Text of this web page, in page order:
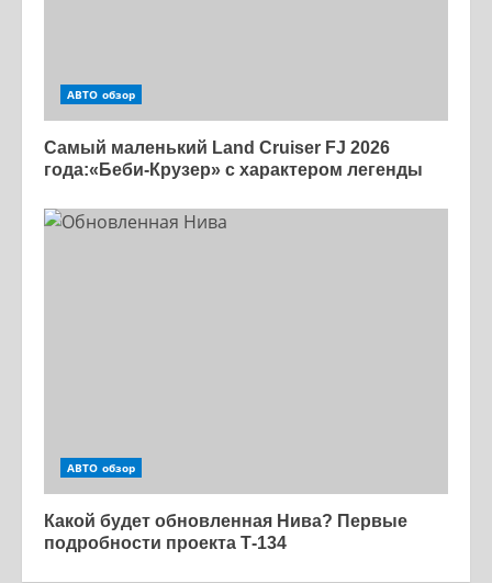
АВТО обзор
Самый маленький Land Cruiser FJ 2026
года:«Беби-Крузер» с характером легенды
АВТО обзор
Какой будет обновленная Нива? Первые
подробности проекта Т-134